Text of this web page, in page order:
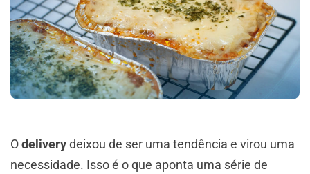
Odeliverydeixou de ser uma tendência e virou uma
necessidade. Isso é o que aponta uma série de